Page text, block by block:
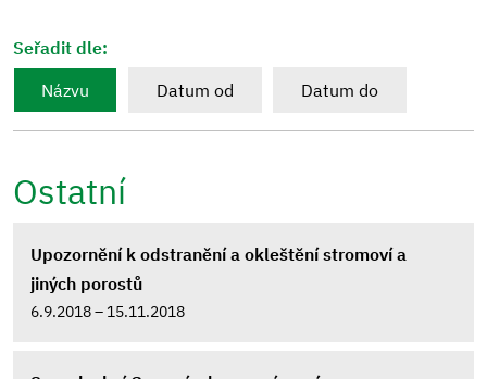
Seřadit dle:
Názvu
Datum od Datum do
Ostatní
Upozornění k odstranění a okleštění stromoví a
jiných porostů
6.9.2018 – 15.11.2018